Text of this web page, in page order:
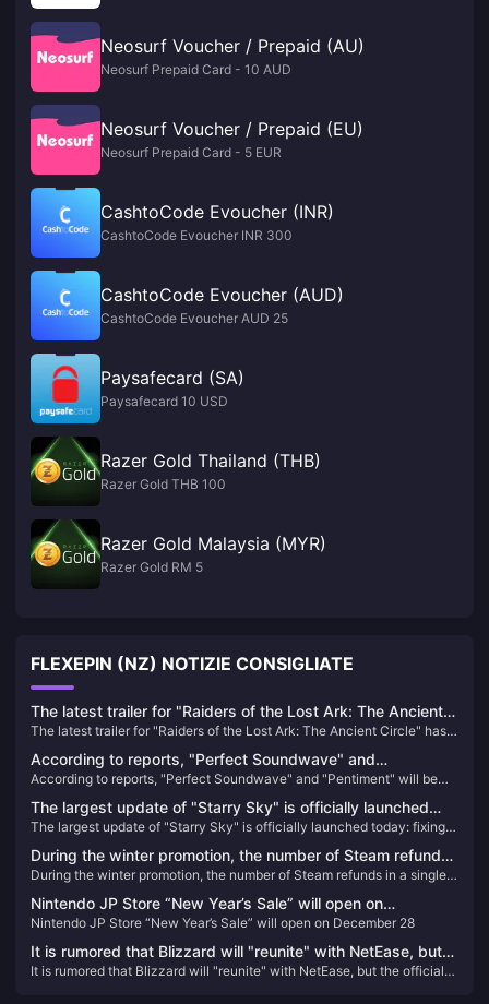
Neosurf Voucher / Prepaid (AU)
Neosurf Prepaid Card - 10 AUD
Neosurf Voucher / Prepaid (EU)
Neosurf Prepaid Card - 5 EUR
CashtoCode Evoucher (INR)
CashtoCode Evoucher INR 300
CashtoCode Evoucher (AUD)
CashtoCode Evoucher AUD 25
Paysafecard (SA)
Paysafecard 10 USD
Razer Gold Thailand (THB)
Razer Gold THB 100
Razer Gold Malaysia (MYR)
Razer Gold RM 5
FLEXEPIN (NZ) NOTIZIE CONSIGLIATE
The latest trailer for "Raiders of the Lost Ark: The Ancient
Circle" has been released and will be released within the
year
The latest trailer for "Raiders of the Lost Ark: The Ancient Circle" has
According to reports, "Perfect Soundwave" and
"Pentiment" will be the first games to log on to rival
platforms.
According to reports, "Perfect Soundwave" and "Pentiment" will be
The largest update of "Starry Sky" is officially launched
today: fixing a large number of issues and improving the
game experience
The largest update of "Starry Sky" is officially launched today: fixing a
During the winter promotion, the number of Steam refunds
in a single day was nearly 500,000
During the winter promotion, the number of Steam refunds in a single
Nintendo JP Store “New Year’s Sale” will open on
December 28
Nintendo JP Store “New Year’s Sale” will open on December 28
It is rumored that Blizzard will "reunite" with NetEase, but
the official response said that there is no information to
It is rumored that Blizzard will "reunite" with NetEase, but the official